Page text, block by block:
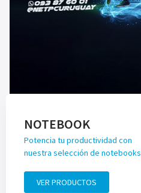
NOTEBOOK
Potencia tu productividad con
nuestra selección de notebooks
VER PRODUCTOS